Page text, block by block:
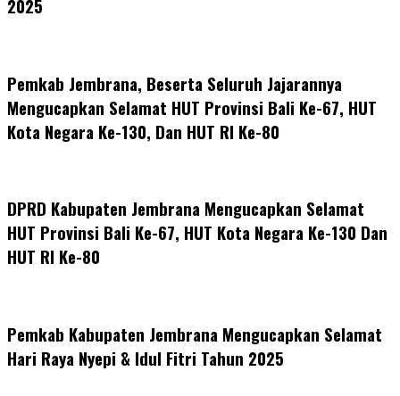
2025
Pemkab Jembrana, Beserta Seluruh Jajarannya
Mengucapkan Selamat HUT Provinsi Bali Ke-67, HUT
Kota Negara Ke-130, Dan HUT RI Ke-80
DPRD Kabupaten Jembrana Mengucapkan Selamat
HUT Provinsi Bali Ke-67, HUT Kota Negara Ke-130 Dan
HUT RI Ke-80
Pemkab Kabupaten Jembrana Mengucapkan Selamat
Hari Raya Nyepi & Idul Fitri Tahun 2025